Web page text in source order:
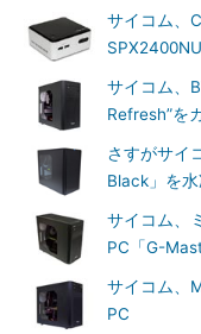
サイコム、
サイコム、
Refresh”を
さすがサイ
Black」を
サイコム、
PC「G-
サイコム、
PC